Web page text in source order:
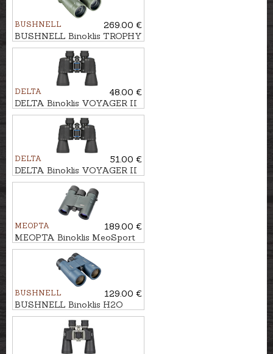
BUSHNELL
269.00 €
BUSHNELL Binoklis TROPHY
XTREME 8x56
DELTA
48.00 €
DELTA Binoklis VOYAGER II
12x50
DELTA
51.00 €
DELTA Binoklis VOYAGER II
16x50
MEOPTA
189.00 €
MEOPTA Binoklis MeoSport
8x25
BUSHNELL
129.00 €
BUSHNELL Binoklis H2O
10x42, ūdensizturīgs